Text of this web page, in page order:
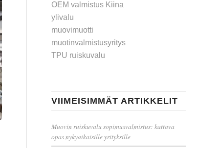
OEM valmistus Kiina
ylivalu
muovimuotti
muotinvalmistusyritys
TPU ruiskuvalu
VIIMEISIMMÄT ARTIKKELIT
Muovin ruiskuvalu sopimusvalmistus: kattava
opas nykyaikaisille yrityksille